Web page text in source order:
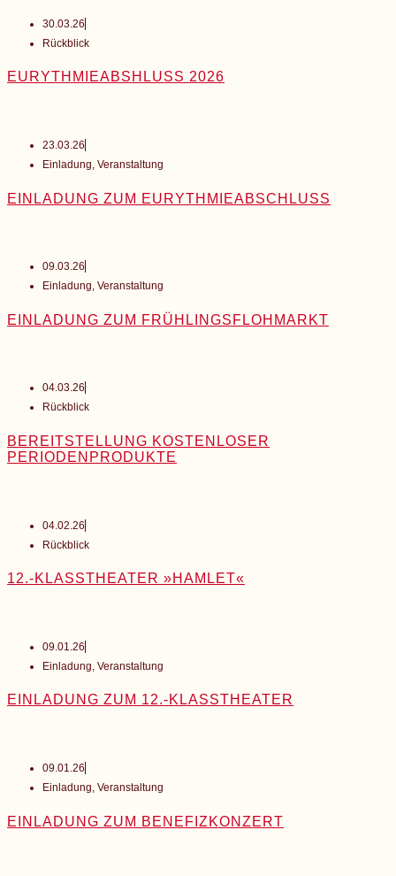
30.03.26
Rückblick
EURYTHMIEABSHLUSS 2026
23.03.26
Einladung, Veranstaltung
EINLADUNG ZUM EURYTHMIEABSCHLUSS
09.03.26
Einladung, Veranstaltung
EINLADUNG ZUM FRÜHLINGSFLOHMARKT
04.03.26
Rückblick
BEREITSTELLUNG KOSTENLOSER
PERIODENPRODUKTE
04.02.26
Rückblick
12.-KLASSTHEATER »HAMLET«
09.01.26
Einladung, Veranstaltung
EINLADUNG ZUM 12.-KLASSTHEATER
09.01.26
Einladung, Veranstaltung
EINLADUNG ZUM BENEFIZKONZERT